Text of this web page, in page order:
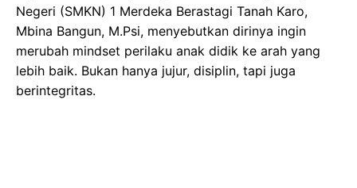
Negeri (SMKN) 1 Merdeka Berastagi Tanah Karo,
Mbina Bangun, M.Psi, menyebutkan dirinya ingin
merubah mindset perilaku anak didik ke arah yang
lebih baik. Bukan hanya jujur, disiplin, tapi juga
berintegritas.